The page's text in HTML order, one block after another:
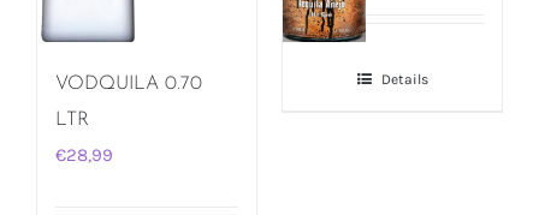
VODQUILA 0.70
LTR
€28,99
Details